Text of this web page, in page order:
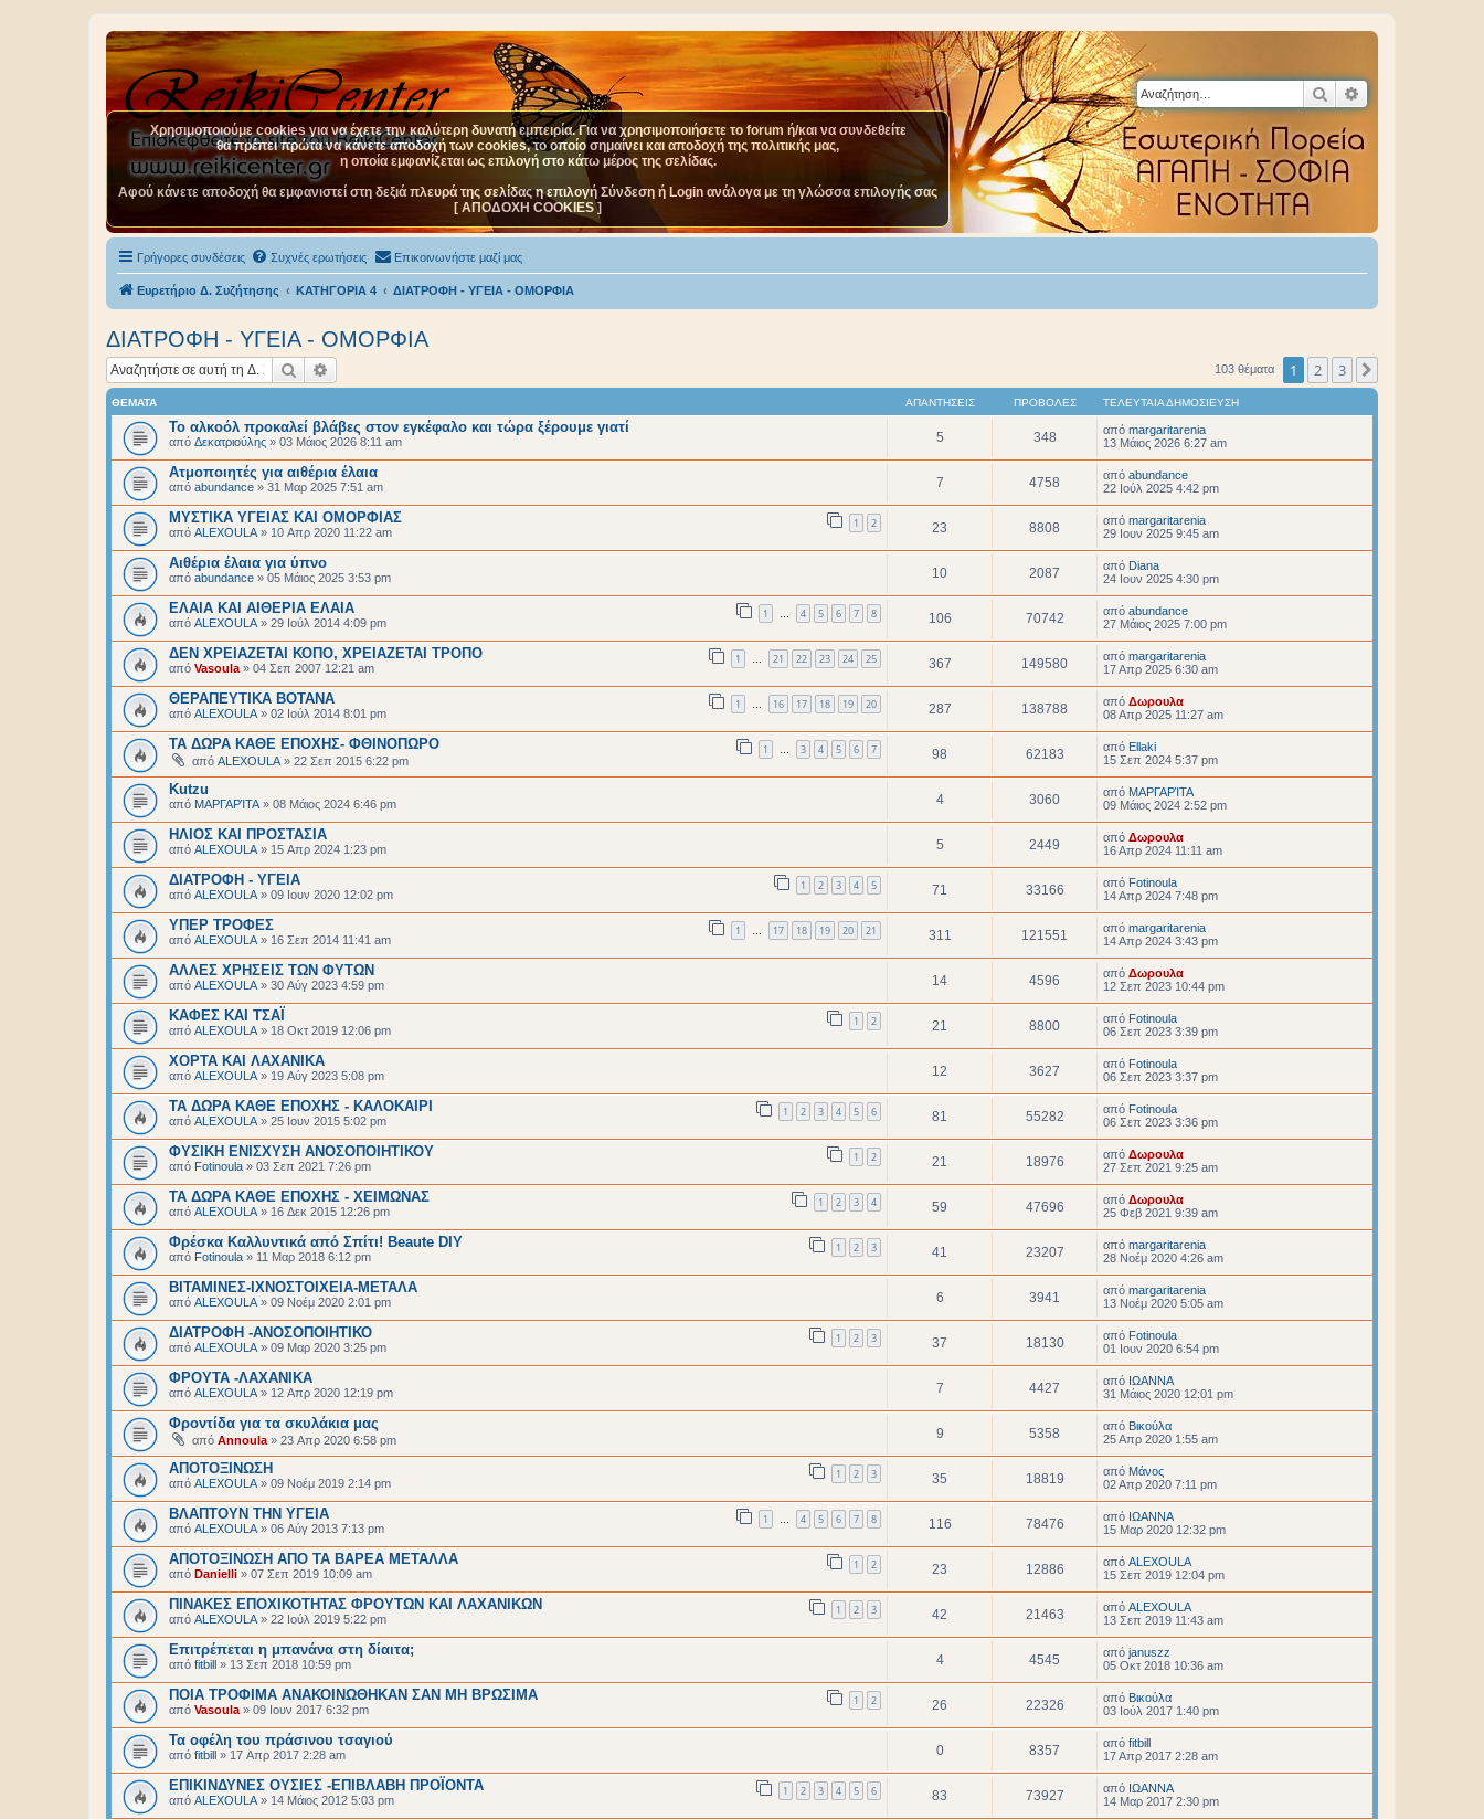
Αναζήτηση
Γρήγορες συνδέσεις Συχνές ερωτήσεις Επικοινωνήστε μαζί μας
Ευρετήριο Δ. Συζήτησης ΚΑΤΗΓΟΡΙΑ 4 ΔΙΑΤΡΟΦΗ - ΥΓΕΙΑ - ΟΜΟΡΦΙΑ
ΔΙΑΤΡΟΦΗ - ΥΓΕΙΑ - ΟΜΟΡΦΙΑ
Αναζήτηση 103 θέματα 1 2 3
ΘΈΜΑΤΑ ΑΠΑΝΤΉΣΕΙΣ ΠΡΟΒΟΛΈΣ ΤΕΛΕΥΤΑΊΑ ΔΗΜΟΣΊΕΥΣΗ
Το αλκοόλ προκαλεί βλάβες στον εγκέφαλο και τώρα ξέρουμε γιατί
από Δεκατριούλης » 03 Μάιος 2026 8:11 am 5 348 από margaritarenia
13 Μάιος 2026 6:27 am
Ατμοποιητές για αιθέρια έλαια
από abundance » 31 Μαρ 2025 7:51 am 7 4758 από abundance
22 Ιούλ 2025 4:42 pm
ΜΥΣΤΙΚΑ ΥΓΕΙΑΣ ΚΑΙ ΟΜΟΡΦΙΑΣ
από ALEXOULA » 10 Απρ 2020 11:22 am
1 2 23 8808 από margaritarenia
29 Ιουν 2025 9:45 am
Αιθέρια έλαια για ύπνο
από abundance » 05 Μάιος 2025 3:53 pm 10 2087 από Diana
24 Ιουν 2025 4:30 pm
ΕΛΑΙΑ ΚΑΙ ΑΙΘΕΡΙΑ ΕΛΑΙΑ
από ALEXOULA » 29 Ιούλ 2014 4:09 pm
1 … 4 5 6 7 8 106 70742 από abundance
27 Μάιος 2025 7:00 pm
ΔΕΝ ΧΡΕΙΑΖΕΤΑΙ ΚΟΠΟ, ΧΡΕΙΑΖΕΤΑΙ ΤΡΟΠΟ
από Vasoula » 04 Σεπ 2007 12:21 am
1 … 21 22 23 24 25 367 149580 από margaritarenia
17 Απρ 2025 6:30 am
ΘΕΡΑΠΕΥΤΙΚΑ ΒΟΤΑΝΑ
από ALEXOULA » 02 Ιούλ 2014 8:01 pm
1 … 16 17 18 19 20 287 138788 από Δωρουλα
08 Απρ 2025 11:27 am
ΤΑ ΔΩΡΑ ΚΑΘΕ ΕΠΟΧΗΣ- ΦΘΙΝΟΠΩΡΟ
από ALEXOULA » 22 Σεπ 2015 6:22 pm
1 … 3 4 5 6 7 98 62183 από Ellaki
15 Σεπ 2024 5:37 pm
Kutzu
από ΜΑΡΓΑΡΊΤΑ » 08 Μάιος 2024 6:46 pm 4 3060 από ΜΑΡΓΑΡΊΤΑ
09 Μάιος 2024 2:52 pm
ΗΛΙΟΣ ΚΑΙ ΠΡΟΣΤΑΣΙΑ
από ALEXOULA » 15 Απρ 2024 1:23 pm 5 2449 από Δωρουλα
16 Απρ 2024 11:11 am
ΔΙΑΤΡΟΦΗ - ΥΓΕΙΑ
από ALEXOULA » 09 Ιουν 2020 12:02 pm
1 2 3 4 5 71 33166 από Fotinoula
14 Απρ 2024 7:48 pm
ΥΠΕΡ ΤΡΟΦΕΣ
από ALEXOULA » 16 Σεπ 2014 11:41 am
1 … 17 18 19 20 21 311 121551 από margaritarenia
14 Απρ 2024 3:43 pm
ΑΛΛΕΣ ΧΡΗΣΕΙΣ ΤΩΝ ΦΥΤΩΝ
από ALEXOULA » 30 Αύγ 2023 4:59 pm 14 4596 από Δωρουλα
12 Σεπ 2023 10:44 pm
ΚΑΦΕΣ ΚΑΙ ΤΣΑΪ
από ALEXOULA » 18 Οκτ 2019 12:06 pm
1 2 21 8800 από Fotinoula
06 Σεπ 2023 3:39 pm
ΧΟΡΤΑ ΚΑΙ ΛΑΧΑΝΙΚΑ
από ALEXOULA » 19 Αύγ 2023 5:08 pm 12 3627 από Fotinoula
06 Σεπ 2023 3:37 pm
ΤΑ ΔΩΡΑ ΚΑΘΕ ΕΠΟΧΗΣ - ΚΑΛΟΚΑΙΡΙ
από ALEXOULA » 25 Ιουν 2015 5:02 pm
1 2 3 4 5 6 81 55282 από Fotinoula
06 Σεπ 2023 3:36 pm
ΦΥΣΙΚΗ ΕΝΙΣΧΥΣΗ ΑΝΟΣΟΠΟΙΗΤΙΚΟΥ
από Fotinoula » 03 Σεπ 2021 7:26 pm
1 2 21 18976 από Δωρουλα
27 Σεπ 2021 9:25 am
ΤΑ ΔΩΡΑ ΚΑΘΕ ΕΠΟΧΗΣ - ΧΕΙΜΩΝΑΣ
από ALEXOULA » 16 Δεκ 2015 12:26 pm
1 2 3 4 59 47696 από Δωρουλα
25 Φεβ 2021 9:39 am
Φρέσκα Καλλυντικά από Σπίτι! Beaute DIY
από Fotinoula » 11 Μαρ 2018 6:12 pm
1 2 3 41 23207 από margaritarenia
28 Νοέμ 2020 4:26 am
ΒΙΤΑΜΙΝΕΣ-ΙΧΝΟΣΤΟΙΧΕΙΑ-ΜΕΤΑΛΑ
από ALEXOULA » 09 Νοέμ 2020 2:01 pm 6 3941 από margaritarenia
13 Νοέμ 2020 5:05 am
ΔΙΑΤΡΟΦΗ -ΑΝΟΣΟΠΟΙΗΤΙΚΟ
από ALEXOULA » 09 Μαρ 2020 3:25 pm
1 2 3 37 18130 από Fotinoula
01 Ιουν 2020 6:54 pm
ΦΡΟΥΤΑ -ΛΑΧΑΝΙΚΑ
από ALEXOULA » 12 Απρ 2020 12:19 pm 7 4427 από ΙΩΑΝΝΑ
31 Μάιος 2020 12:01 pm
Φροντίδα για τα σκυλάκια μας
από Annoula » 23 Απρ 2020 6:58 pm 9 5358 από Βικούλα
25 Απρ 2020 1:55 am
ΑΠΟΤΟΞΙΝΩΣΗ
από ALEXOULA » 09 Νοέμ 2019 2:14 pm
1 2 3 35 18819 από Μάνος
02 Απρ 2020 7:11 pm
ΒΛΑΠΤΟΥΝ ΤΗΝ ΥΓΕΙΑ
από ALEXOULA » 06 Αύγ 2013 7:13 pm
1 … 4 5 6 7 8 116 78476 από ΙΩΑΝΝΑ
15 Μαρ 2020 12:32 pm
ΑΠΟΤΟΞΙΝΩΣΗ ΑΠΟ ΤΑ ΒΑΡΕΑ ΜΕΤΑΛΛΑ
από Danielli » 07 Σεπ 2019 10:09 am
1 2 23 12886 από ALEXOULA
15 Σεπ 2019 12:04 pm
ΠΙΝΑΚΕΣ ΕΠΟΧΙΚΟΤΗΤΑΣ ΦΡΟΥΤΩΝ ΚΑΙ ΛΑΧΑΝΙΚΩΝ
από ALEXOULA » 22 Ιούλ 2019 5:22 pm
1 2 3 42 21463 από ALEXOULA
13 Σεπ 2019 11:43 am
Επιτρέπεται η μπανάνα στη δίαιτα;
από fitbill » 13 Σεπ 2018 10:59 pm 4 4545 από januszz
05 Οκτ 2018 10:36 am
ΠΟΙΑ ΤΡΟΦΙΜΑ ΑΝΑΚΟΙΝΩΘΗΚΑΝ ΣΑΝ ΜΗ ΒΡΩΣΙΜΑ
από Vasoula » 09 Ιουν 2017 6:32 pm
1 2 26 22326 από Βικούλα
03 Ιούλ 2017 1:40 pm
Τα οφέλη του πράσινου τσαγιού
από fitbill » 17 Απρ 2017 2:28 am 0 8357 από fitbill
17 Απρ 2017 2:28 am
ΕΠΙΚΙΝΔΥΝΕΣ ΟΥΣΙΕΣ -ΕΠΙΒΛΑΒΗ ΠΡΟΪΟΝΤΑ
από ALEXOULA » 14 Μάιος 2012 5:03 pm
1 2 3 4 5 6 83 73927 από ΙΩΑΝΝΑ
14 Μαρ 2017 2:30 pm
Χρησιμοποιούμε cookies για να έχετε την καλύτερη δυνατή εμπειρία. Για να χρησιμοποιήσετε το forum ή/και να συνδεθείτε
θα πρέπει πρώτα να κάνετε αποδοχή των cookies, το οποίο σημαίνει και αποδοχή της πολιτικής μας,
η οποία εμφανίζεται ως επιλογή στο κάτω μέρος της σελίδας.
Αφού κάνετε αποδοχή θα εμφανιστεί στη δεξιά πλευρά της σελίδας η επιλογή Σύνδεση ή Login ανάλογα με τη γλώσσα επιλογής σας
[ ΑΠΟΔΟΧΗ COOKIES ]